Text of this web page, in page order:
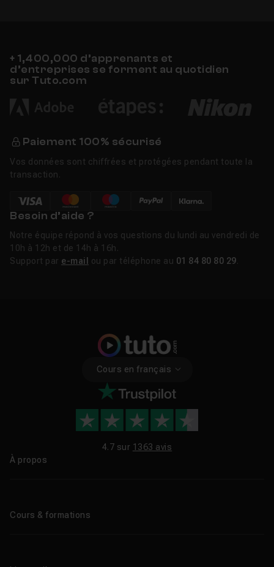
+ 1,400,000 d’apprenants et
d’entreprises se forment au quotidien
sur Tuto.com
Paiement 100% sécurisé
Vos données sont chiffrées et protégées pendant toute la
transaction.
Besoin d’aide ?
Notre équipe répond à vos questions du lundi au vendredi de
10h à 12h et de 14h à 16h.
Support par e-mail ou par téléphone au 01 84 80 80 29
Cours en français
4.7 sur 1363 avis
À propos
Cours & formations